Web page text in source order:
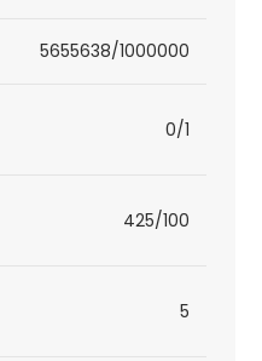
5655638/1000000
0/1
425/100
5